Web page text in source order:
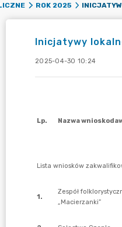
ROK 2025
Inicjatywy
2025-04-30 10:24